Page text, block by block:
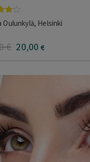
Oulunkylä, Helsinki
€ 20,00 €